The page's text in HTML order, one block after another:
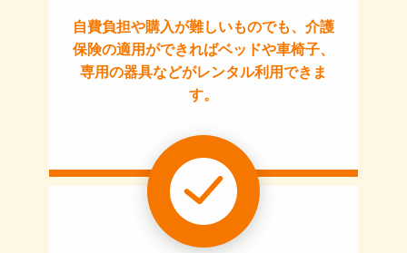
自費負担や購入が難しいものでも、介護
保険の適用ができればベッドや車椅子、
専用の器具などがレンタル利用できま
す。